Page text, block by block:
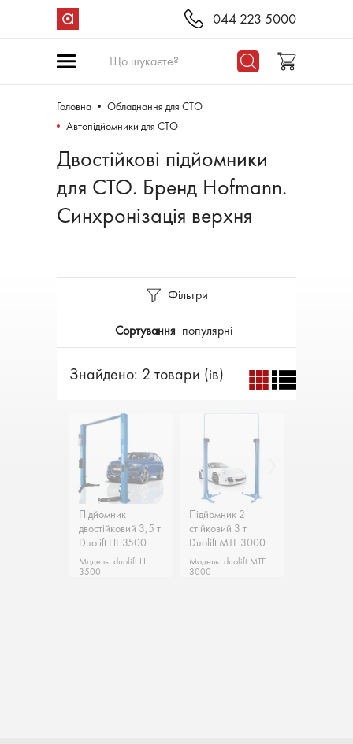
044 223 5000
Що шукаєте?
Головна
Обладнання для СТО
Автопідйомники для СТО
Двостійкові підйомники
для СТО. Бренд Hofmann.
Синхронізація верхня
Фільтри
Сортування популярні
Знайдено: 2 товари (ів)
Підйомник
двостійковий 3,5 т
Duolift HL 3500
Hofmann
Німеччина
Модель: duolift HL
3500
Підйомник
двостійковий 3,5 т
Duolift HL 3500
Hofmann
Німеччина
Модель: duolift HL
3500
Підйомник 2-
стійковий 3 т
Duolift MTF 3000
Hofmann
Німеччина
Модель: duolift MTF
3000
Підйомник 2-
стійковий 3 т
Duolift MTF 3000
Hofmann
Німеччина
Модель: duolift MTF
3000